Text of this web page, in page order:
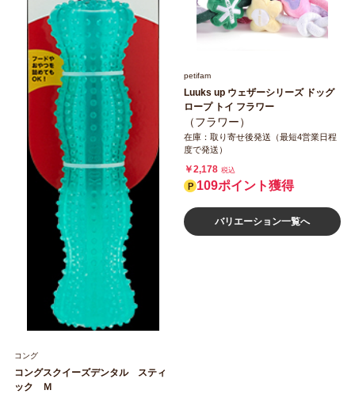
コング
コングスクイーズデンタル スティ
ック Ｍ
petifam
Luuks up ウェザーシリーズ ドッグ
ロープ トイ フラワー
（フラワー）
在庫：取り寄せ後発送（最短4営業日程
度で発送）
￥2,178 税込
109ポイント獲得
バリエーション一覧へ